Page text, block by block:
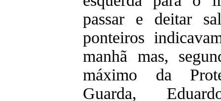
passar e deitar
ponteiros
manhã mas,
máximo da
Guarda,